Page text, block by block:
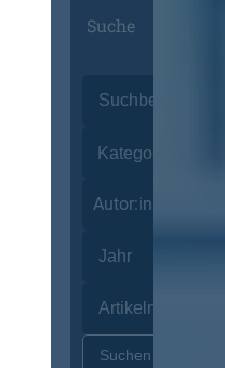
Suche
Autor:innen